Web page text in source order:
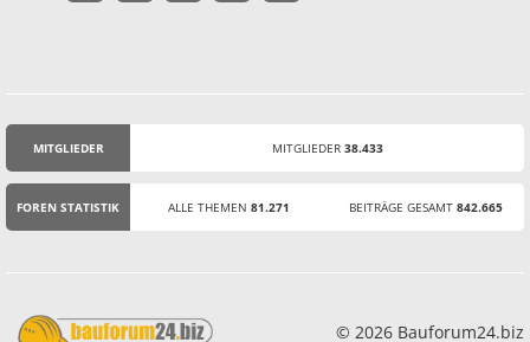
MITGLIEDER MITGLIEDER 38.433
FOREN STATISTIK ALLE THEMEN 81.271 BEITRÄGE GESAMT 842.665
© 2026 Bauforum24.biz